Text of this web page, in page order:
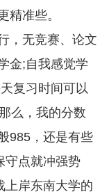
精准些。
，无竞赛、论文
金;自我感觉学
复习时间可以
么，我的分数
985，还是有些
守点就冲强势
上岸东南大学的